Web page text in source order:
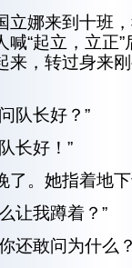
立娜来到十班
喊“起立，立正
来，转过身来
队长好？”
长好！”
了。她指着地
让我蹲着？”
还敢问为什么